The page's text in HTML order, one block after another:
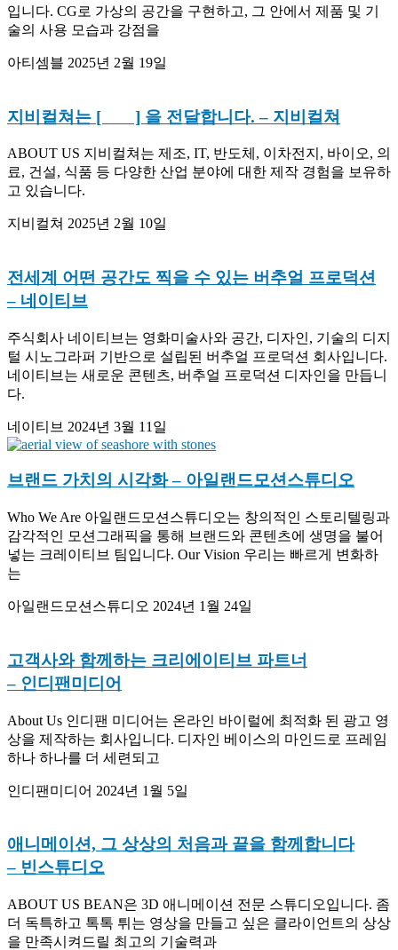
입니다. CG로 가상의 공간을 구현하고, 그 안에서 제품 및 기
술의 사용 모습과 강점을
아티셈블 2025년 2월 19일
지비컬쳐는 [⠀ ⠀ ] 을 전달합니다.– 지비컬쳐
ABOUT US 지비컬쳐는 제조, IT, 반도체, 이차전지, 바이오, 의
료, 건설, 식품 등 다양한 산업 분야에 대한 제작 경험을 보유하
고 있습니다.
지비컬쳐 2025년 2월 10일
전세계 어떤 공간도 찍을 수 있는 버추얼 프로덕션
– 네이티브
주식회사 네이티브는 영화미술사와 공간, 디자인, 기술의 디지
털 시노그라퍼 기반으로 설립된 버추얼 프로덕션 회사입니다.
네이티브는 새로운 콘텐츠, 버추얼 프로덕션 디자인을 만듭니
다.
네이티브 2024년 3월 11일
브랜드 가치의 시각화– 아일랜드모션스튜디오
Who We Are 아일랜드모션스튜디오는 창의적인 스토리텔링과
감각적인 모션그래픽을 통해 브랜드와 콘텐츠에 생명을 불어
넣는 크레이티브 팀입니다. Our Vision 우리는 빠르게 변화하
는
아일랜드모션스튜디오 2024년 1월 24일
고객사와 함께하는 크리에이티브 파트너
– 인디팬미디어
About Us 인디팬 미디어는 온라인 바이럴에 최적화 된 광고 영
상을 제작하는 회사입니다. 디자인 베이스의 마인드로 프레임
하나 하나를 더 세련되고
인디팬미디어 2024년 1월 5일
애니메이션, 그 상상의 처음과 끝을 함께합니다
– 빈스튜디오
ABOUT US BEAN은 3D 애니메이션 전문 스튜디오입니다. 좀
더 독특하고 톡톡 튀는 영상을 만들고 싶은 클라이언트의 상상
을 만족시켜드릴 최고의 기술력과